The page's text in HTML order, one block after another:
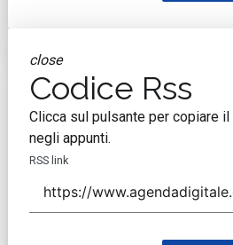
close
Codice Rss
Clicca sul pulsante per copiare il
negli appunti.
RSS link